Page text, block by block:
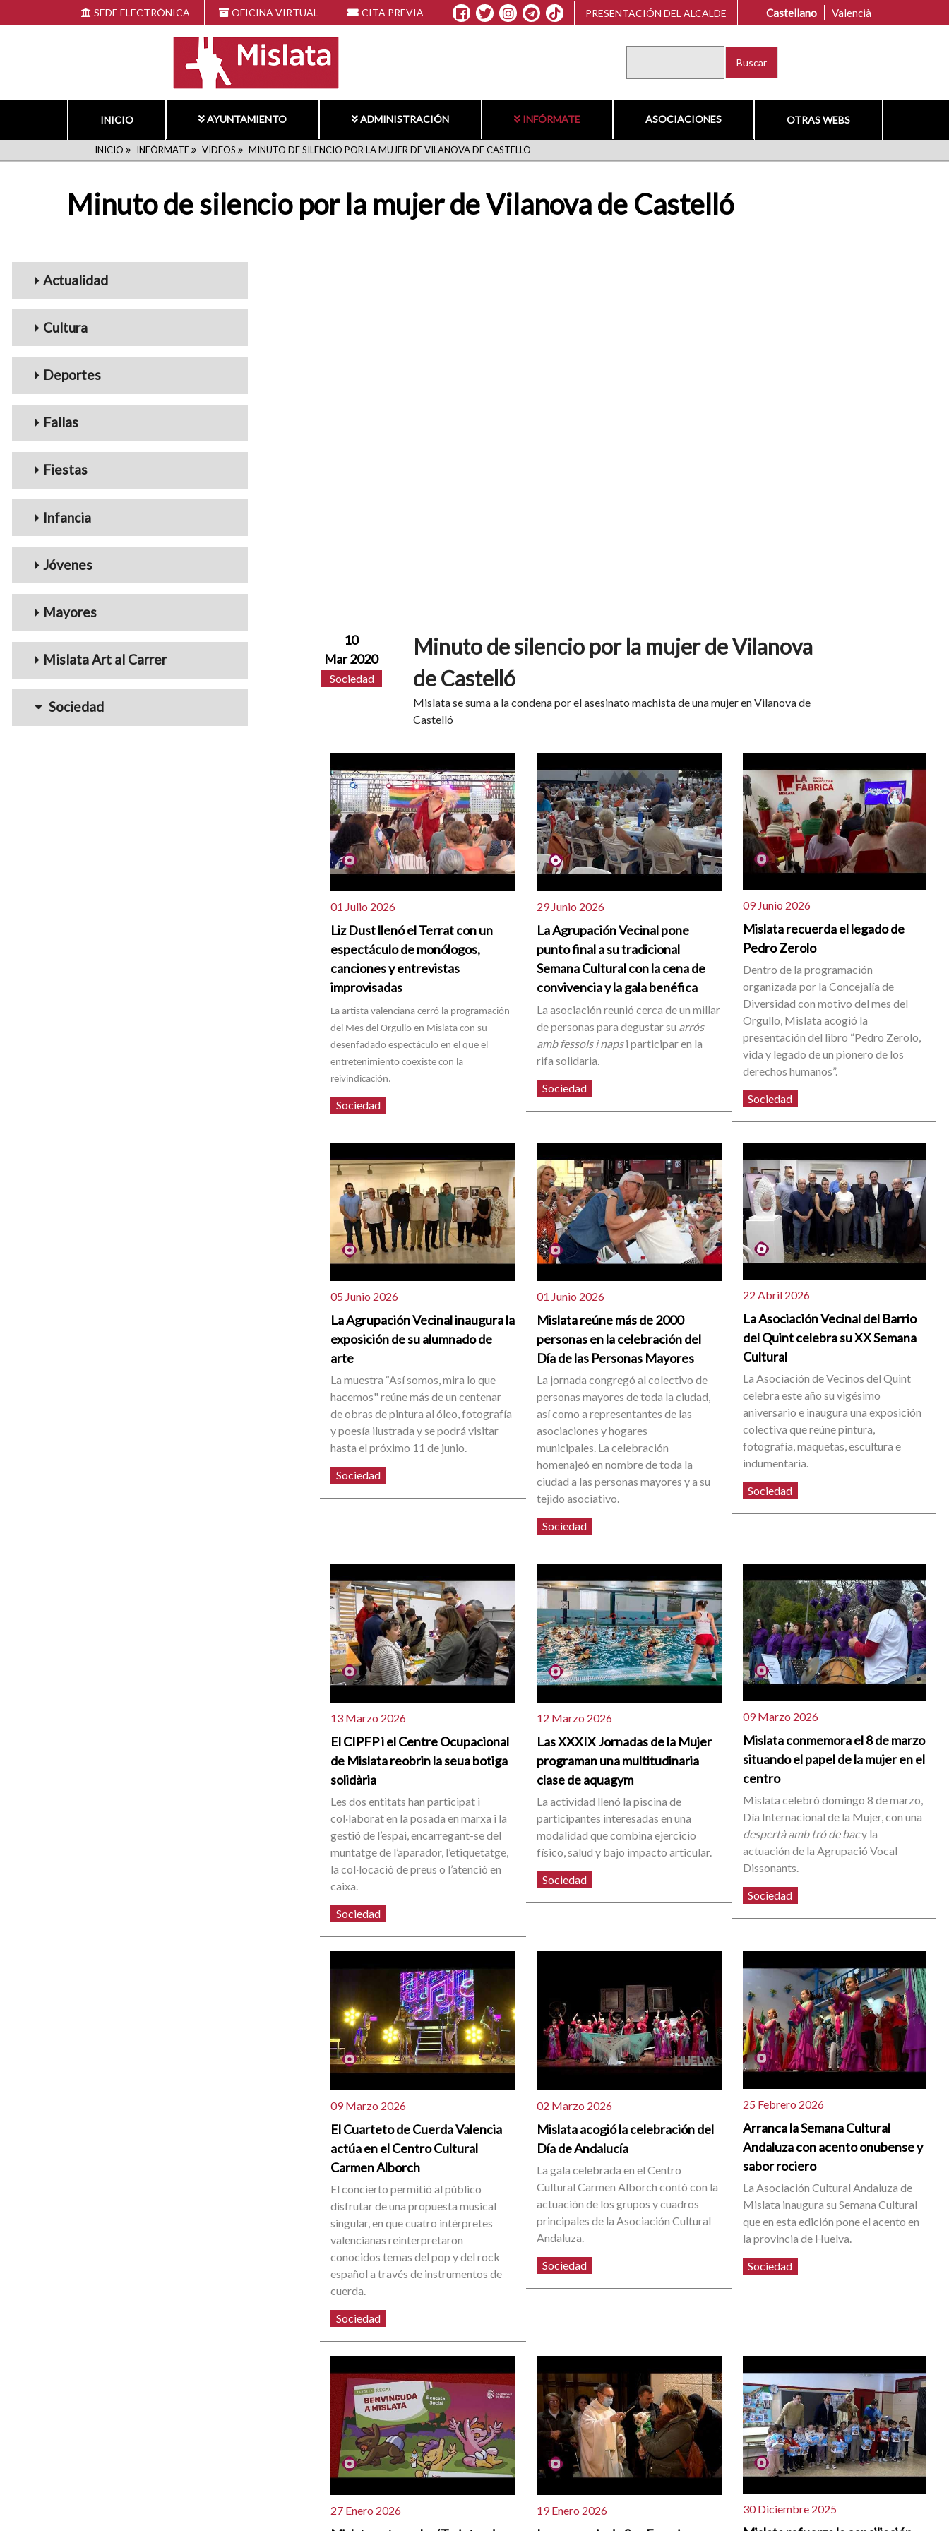
al
SEDE ELECTRÓNICA OFICINA VIRTUAL CITA PREVIA PRESENTACIÓN DEL ALCALDE Castellano Valencià
INICIO AYUNTAMIENTO ADMINISTRACIÓN INFÓRMATE ASOCIACIONES OTRAS WEBS
RUTA
DE
INICIO INFÓRMATE VÍDEOS MINUTO DE SILENCIO POR LA MUJER DE VILANOVA DE CASTELLÓ
Minuto de silencio por la mujer de Vilanova de Castelló
Menu_Videos
Actualidad
Cultura
Deportes
Fallas
Fiestas
Infancia
Jóvenes
Mayores
Mislata Art al Carrer
Sociedad
10
Mar 2020
Sociedad
Minuto de silencio por la mujer de Vilanova
de Castelló
Mislata se suma a la condena por el asesinato machista de una mujer en Vilanova de
Castelló
01 Julio 2026
Liz Dust llenó el Terrat con un
espectáculo de monólogos,
canciones y entrevistas
improvisadas
La artista valenciana cerró la programación
del Mes del Orgullo en Mislata con su
desenfadado espectáculo en el que el
entretenimiento coexiste con la
reivindicación.
Sociedad
29 Junio 2026
La Agrupación Vecinal pone
punto final a su tradicional
Semana Cultural con la cena de
convivencia y la gala benéfica
La asociación reunió cerca de un millar
de personas para degustar su arrós
amb fessols i napsi participar en la
rifa solidaria.
Sociedad
09 Junio 2026
Mislata recuerda el legado de
Pedro Zerolo
Dentro de la programación
organizada por la Concejalía de
Diversidad con motivo del mes del
Orgullo, Mislata acogió la
presentación del libro “Pedro Zerolo,
vida y legado de un pionero de los
derechos humanos”.
Sociedad
05 Junio 2026
La Agrupación Vecinal inaugura la
exposición de su alumnado de
arte
La muestra “Así somos, mira lo que
hacemos" reúne más de un centenar
de obras de pintura al óleo, fotografía
y poesía ilustrada y se podrá visitar
hasta el próximo 11 de junio.
Sociedad
01 Junio 2026
Mislata reúne más de 2000
personas en la celebración del
Día de las Personas Mayores
La jornada congregó al colectivo de
personas mayores de toda la ciudad,
así como a representantes de las
asociaciones y hogares
municipales. La celebración
homenajeó en nombre de toda la
ciudad a las personas mayores y a su
tejido asociativo.
Sociedad
22 Abril 2026
La Asociación Vecinal del Barrio
del Quint celebra su XX Semana
Cultural
La Asociación de Vecinos del Quint
celebra este año su vigésimo
aniversario e inaugura una exposición
colectiva que reúne pintura,
fotografía, maquetas, escultura e
indumentaria.
Sociedad
13 Marzo 2026
El CIPFP i el Centre Ocupacional
de Mislata reobrin la seua botiga
solidària
Les dos entitats han participat i
col·laborat en la posada en marxa i la
gestió de l’espai, encarregant-se del
muntatge de l’aparador, l’etiquetatge,
la col·locació de preus o l’atenció en
caixa.
Sociedad
12 Marzo 2026
Las XXXIX Jornadas de la Mujer
programan una multitudinaria
clase de aquagym
La actividad llenó la piscina de
participantes interesadas en una
modalidad que combina ejercicio
físico, salud y bajo impacto articular.
Sociedad
09 Marzo 2026
Mislata conmemora el 8 de marzo
situando el papel de la mujer en el
centro
Mislata celebró domingo 8 de marzo,
Día Internacional de la Mujer, con una
despertà amb tró de bacy la
actuación de la Agrupació Vocal
Dissonants.
Sociedad
09 Marzo 2026
El Cuarteto de Cuerda Valencia
actúa en el Centro Cultural
Carmen Alborch
El concierto permitió al público
disfrutar de una propuesta musical
singular, en que cuatro intérpretes
valencianas reinterpretaron
conocidos temas del pop y del rock
español a través de instrumentos de
cuerda.
Sociedad
02 Marzo 2026
Mislata acogió la celebración del
Día de Andalucía
La gala celebrada en el Centro
Cultural Carmen Alborch contó con la
actuación de los grupos y cuadros
principales de la Asociación Cultural
Andaluza.
Sociedad
25 Febrero 2026
Arranca la Semana Cultural
Andaluza con acento onubense y
sabor rociero
La Asociación Cultural Andaluza de
Mislata inaugura su Semana Cultural
que en esta edición pone el acento en
la provincia de Huelva.
Sociedad
27 Enero 2026 19 Enero 2026 30 Diciembre 2025